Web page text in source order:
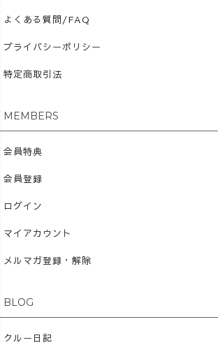
よくある質問/FAQ
プライバシーポリシー
特定商取引法
MEMBERS
会員特典
会員登録
ログイン
マイアカウント
メルマガ登録・解除
BLOG
クルー日記